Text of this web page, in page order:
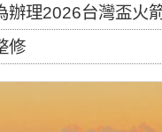
盃火箭競賽，陸、海、空域警戒及
修